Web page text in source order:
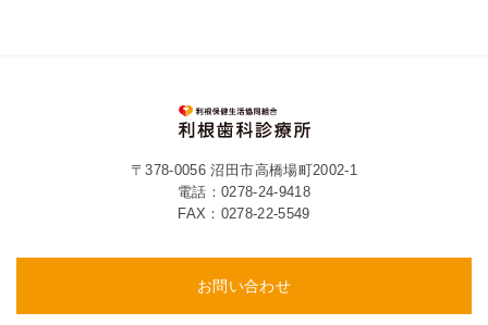
〒378-0056 沼田市高橋場町2002-1
電話： 0278-24-9418
FAX：0278-22-5549
お問い合わせ